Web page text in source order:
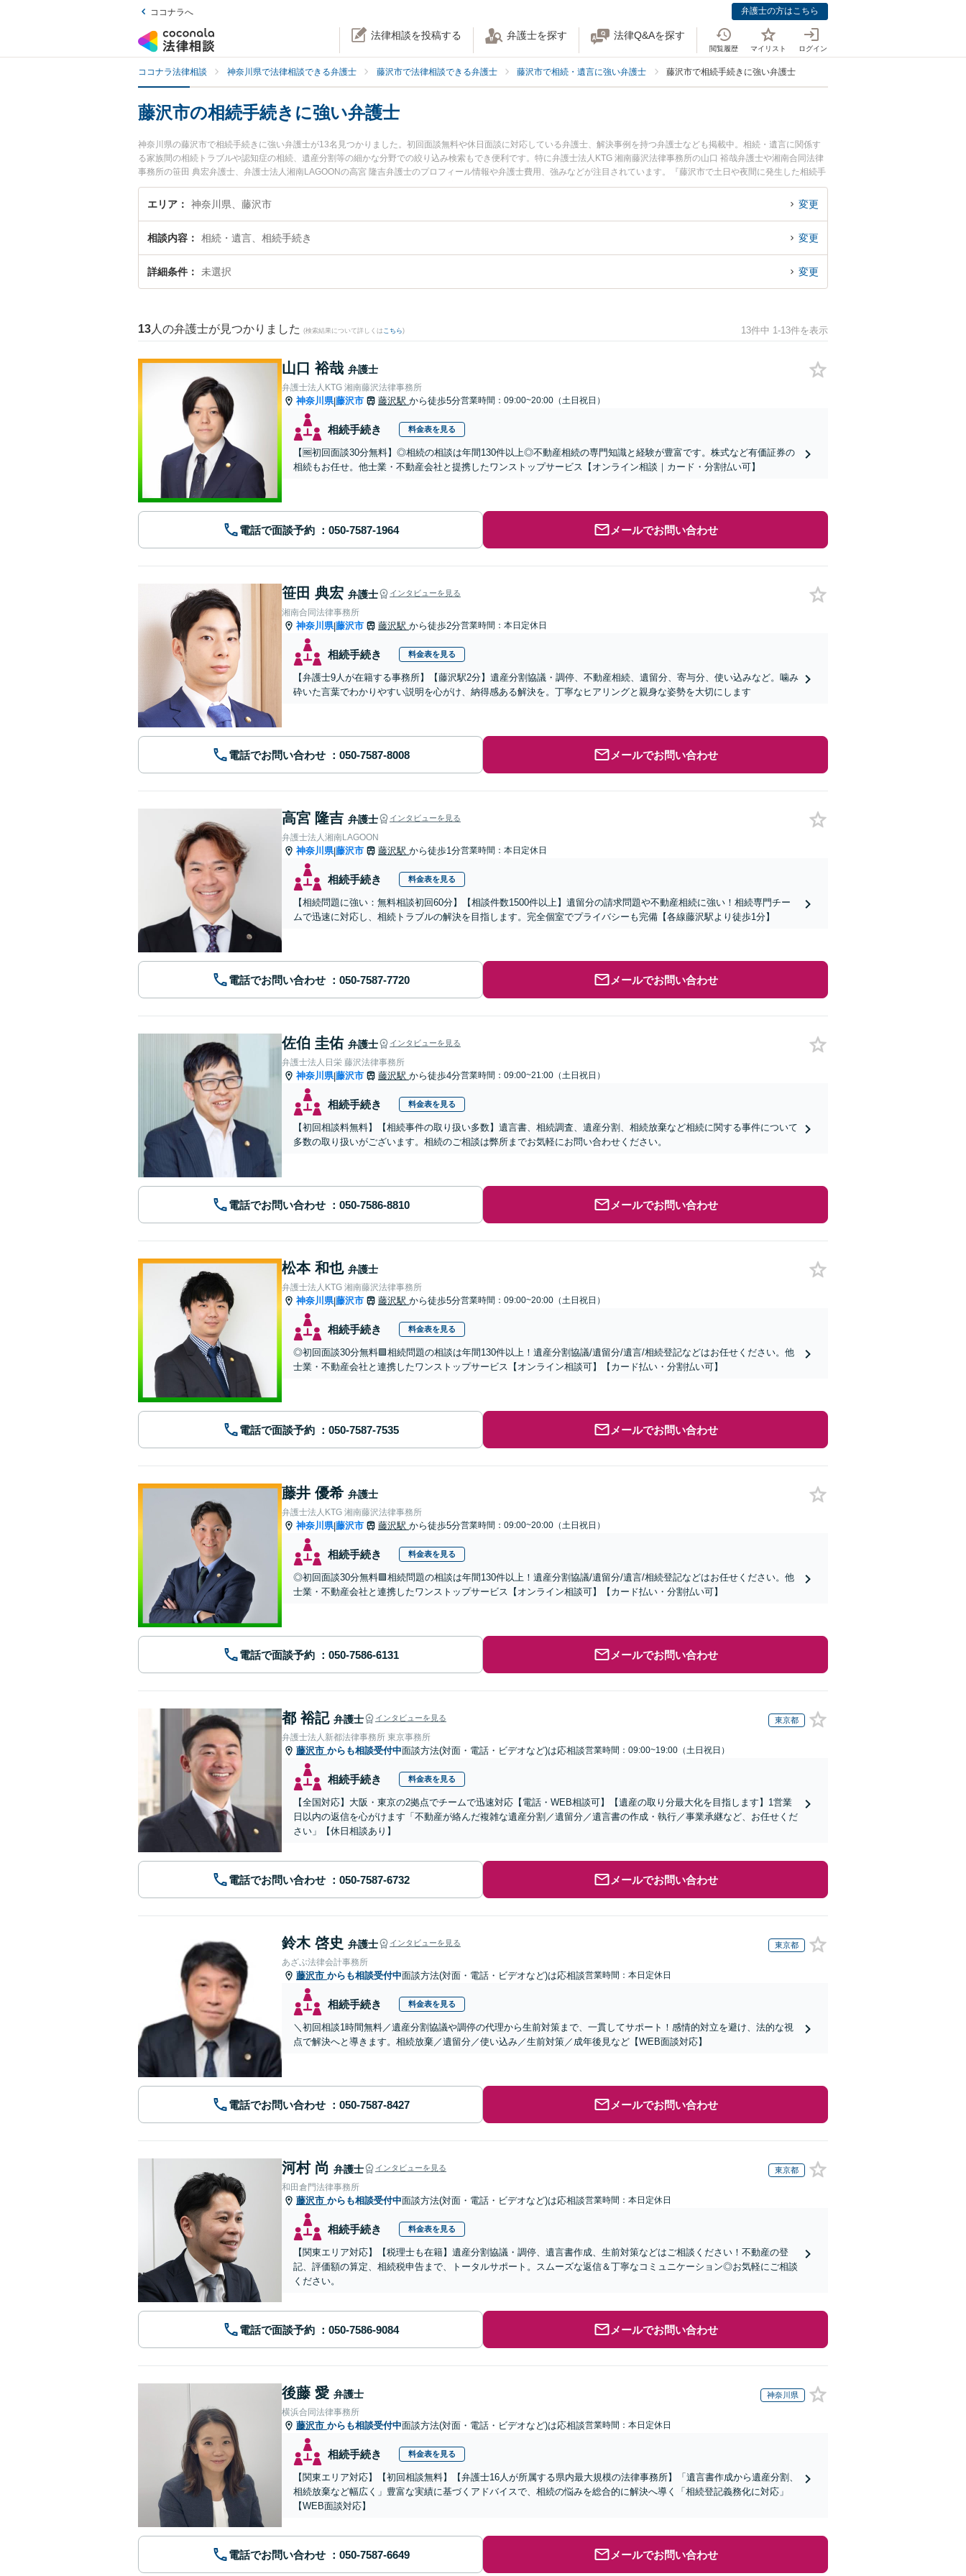
ココナラへ 弁護士の方はこちら
法律相談を投稿する 弁護士を探す 法律Q&Aを探す
閲覧履歴 マイリスト ログイン
ココナラ法律相談 神奈川県で法律相談できる弁護士 藤沢市で法律相談できる弁護士 藤沢市で相続・遺言に強い弁護士 藤沢市で相続手続きに強い弁護士
藤沢市の相続手続きに強い弁護士
神奈川県の藤沢市で相続手続きに強い弁護士が13名見つかりました。初回面談無料や休日面談に対応している弁護士、解決事例を持つ弁護士なども掲載中。相続・遺言に関係す
る家族間の相続トラブルや認知症の相続、遺産分割等の細かな分野での絞り込み検索もでき便利です。特に弁護士法人KTG 湘南藤沢法律事務所の山口 裕哉弁護士や湘南合同法律
事務所の笹田 典宏弁護士、弁護士法人湘南LAGOONの高宮 隆吉弁護士のプロフィール情報や弁護士費用、強みなどが注目されています。『藤沢市で土日や夜間に発生した相続手
続きのトラブルを今すぐに弁護士に相談したい』『相続手続きのトラブル解決の実績豊富な近くの弁護士を検索したい』『初回相談無料で相続手続きを法律相談できる藤沢市内の
弁護士に相談予約したい』などでお困りの相談者さんにおすすめです。
エリア 神奈川県、藤沢市 変更
相談内容 相続・遺言、相続手続き 変更
詳細条件 未選択 変更
13 人の弁護士が見つかりました (検索結果について詳しくは こちら) 13件中 1-13件を表示
山口 裕哉 弁護士
弁護士法人KTG 湘南藤沢法律事務所
神奈川県|藤沢市 藤沢駅 から徒歩5分営業時間：09:00~20:00（土日祝日）
相続手続き 料金表を見る
【🆓初回面談30分無料】◎相続の相談は年間130件以上◎不動産相続の専門知識と経験が豊富です。株式など有価証券の
相続もお任せ。他士業・不動産会社と提携したワンストップサービス【オンライン相談｜カード・分割払い可】
電話で面談予約 メールでお問い合わせ
笹田 典宏 弁護士 インタビューを見る
湘南合同法律事務所
神奈川県|藤沢市 藤沢駅 から徒歩2分営業時間：本日定休日
相続手続き 料金表を見る
【弁護士9人が在籍する事務所】【藤沢駅2分】遺産分割協議・調停、不動産相続、遺留分、寄与分、使い込みなど。噛み
砕いた言葉でわかりやすい説明を心がけ、納得感ある解決を。丁寧なヒアリングと親身な姿勢を大切にします
電話でお問い合わせ メールでお問い合わせ
高宮 隆吉 弁護士 インタビューを見る
弁護士法人湘南LAGOON
神奈川県|藤沢市 藤沢駅 から徒歩1分営業時間：本日定休日
相続手続き 料金表を見る
【相続問題に強い：無料相談初回60分】【相談件数1500件以上】遺留分の請求問題や不動産相続に強い！相続専門チー
ムで迅速に対応し、相続トラブルの解決を目指します。完全個室でプライバシーも完備【各線藤沢駅より徒歩1分】
電話でお問い合わせ メールでお問い合わせ
佐伯 圭佑 弁護士 インタビューを見る
弁護士法人日栄 藤沢法律事務所
神奈川県|藤沢市 藤沢駅 から徒歩4分営業時間：09:00~21:00（土日祝日）
相続手続き 料金表を見る
【初回相談料無料】【相続事件の取り扱い多数】遺言書、相続調査、遺産分割、相続放棄など相続に関する事件について
多数の取り扱いがございます。相続のご相談は弊所までお気軽にお問い合わせください。
電話でお問い合わせ メールでお問い合わせ
松本 和也 弁護士
弁護士法人KTG 湘南藤沢法律事務所
神奈川県|藤沢市 藤沢駅 から徒歩5分営業時間：09:00~20:00（土日祝日）
相続手続き 料金表を見る
◎初回面談30分無料🟩相続問題の相談は年間130件以上！遺産分割協議/遺留分/遺言/相続登記などはお任せください。他
士業・不動産会社と連携したワンストップサービス【オンライン相談可】【カード払い・分割払い可】
電話で面談予約 メールでお問い合わせ
藤井 優希 弁護士
弁護士法人KTG 湘南藤沢法律事務所
神奈川県|藤沢市 藤沢駅 から徒歩5分営業時間：09:00~20:00（土日祝日）
相続手続き 料金表を見る
◎初回面談30分無料🟩相続問題の相談は年間130件以上！遺産分割協議/遺留分/遺言/相続登記などはお任せください。他
士業・不動産会社と連携したワンストップサービス【オンライン相談可】【カード払い・分割払い可】
電話で面談予約 メールでお問い合わせ
都 裕記 弁護士 インタビューを見る 東京都
弁護士法人新都法律事務所 東京事務所
藤沢市 からも相談受付中面談方法(対面・電話・ビデオなど)は応相談営業時間：09:00~19:00（土日祝日）
相続手続き 料金表を見る
【全国対応】大阪・東京の2拠点でチームで迅速対応【電話・WEB相談可】【遺産の取り分最大化を目指します】1営業
日以内の返信を心がけます「不動産が絡んだ複雑な遺産分割／遺留分／遺言書の作成・執行／事業承継など、お任せくだ
さい」【休日相談あり】
電話でお問い合わせ メールでお問い合わせ
鈴木 啓史 弁護士 インタビューを見る 東京都
あざぶ法律会計事務所
藤沢市 からも相談受付中面談方法(対面・電話・ビデオなど)は応相談営業時間：本日定休日
相続手続き 料金表を見る
＼初回相談1時間無料／遺産分割協議や調停の代理から生前対策まで、一貫してサポート！感情的対立を避け、法的な視
点で解決へと導きます。相続放棄／遺留分／使い込み／生前対策／成年後見など【WEB面談対応】
電話でお問い合わせ メールでお問い合わせ
河村 尚 弁護士 インタビューを見る 東京都
和田倉門法律事務所
藤沢市 からも相談受付中面談方法(対面・電話・ビデオなど)は応相談営業時間：本日定休日
相続手続き 料金表を見る
【関東エリア対応】【税理士も在籍】遺産分割協議・調停、遺言書作成、生前対策などはご相談ください！不動産の登
記、評価額の算定、相続税申告まで、トータルサポート。スムーズな返信＆丁寧なコミュニケーション◎お気軽にご相談
ください。
電話で面談予約 メールでお問い合わせ
後藤 愛 弁護士 神奈川県
横浜合同法律事務所
藤沢市 からも相談受付中面談方法(対面・電話・ビデオなど)は応相談営業時間：本日定休日
相続手続き 料金表を見る
【関東エリア対応】【初回相談無料】【弁護士16人が所属する県内最大規模の法律事務所】「遺言書作成から遺産分割、
相続放棄など幅広く」豊富な実績に基づくアドバイスで、相続の悩みを総合的に解決へ導く「相続登記義務化に対応」
【WEB面談対応】
電話でお問い合わせ メールでお問い合わせ